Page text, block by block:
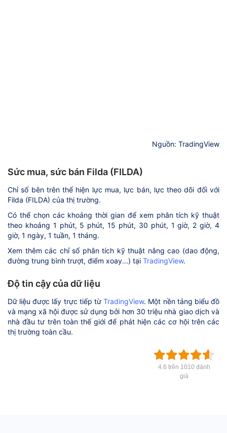
Nguồn: TradingView
Sức mua, sức bán Filda (FILDA)
Chỉ số bên trên thể hiện lực mua, lực bán, lực theo dõi đối với
Filda (FILDA) của thị trường.
Có thể chọn các khoảng thời gian để xem phân tích kỹ thuật
theo khoảng 1 phút, 5 phút, 15 phút, 30 phút, 1 giờ, 2 giờ, 4
giờ, 1 ngày, 1 tuần, 1 tháng.
Xem thêm các chỉ số phân tích kỹ thuật nâng cao (dao động,
đường trung bình trượt, điểm xoay...) tại TradingView.
Độ tin cậy của dữ liệu
Dữ liệu được lấy trực tiếp từTradingView. Một nền tảng biểu đồ
và mạng xã hội được sử dụng bởi hơn 30 triệu nhà giao dịch và
nhà đầu tư trên toàn thế giới để phát hiện các cơ hội trên các
thị trường toàn cầu.
4.6 trên 1010 đánh
giá